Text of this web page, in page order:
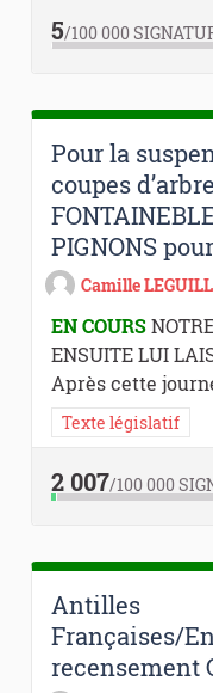
5/100 000
Pour la
coupes
PIGNONS
Camille
EN COURS
ENSUITE LUI
Après cette
Texte législatif
2 007/100 000
Antilles
Françaises/
recensement